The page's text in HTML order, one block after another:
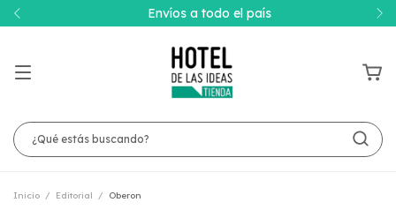
Envíos a todo el país
Inicio / Editorial / Oberon